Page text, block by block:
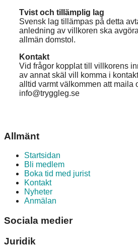
Tvist och tillämplig lag
Svensk lag tillämpas på detta
anledning av villkoren ska
allmän domstol.
Kontakt
Vid frågor kopplat till villkorens
av annat skäl vill komma i
alltid varmt välkommen att maila
info@tryggleg.se
Allmänt
Startsidan
Bli medlem
Boka tid med jurist
Kontakt
Nyheter
Anmälan
Sociala medier
Juridik